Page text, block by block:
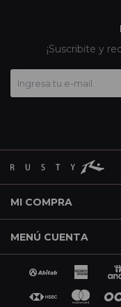
MI COMPRA
MENÚ CUENTA
¡Suscribite y